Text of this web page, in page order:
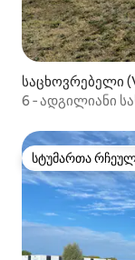
საცხოვრებელი
6 ‑ ადგილიანი
სტუმართა
სტუმართა